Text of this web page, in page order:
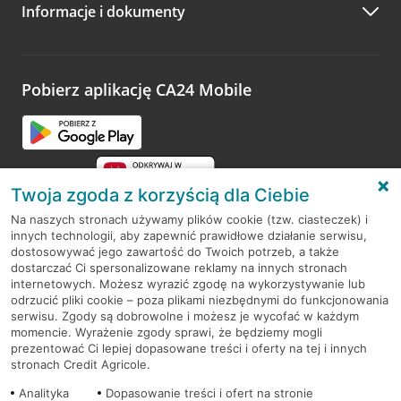
Zachęcamy do podzielenia się z nami opinią o wizycie.
opinie.
Informacje i dokumenty
Pobierz aplikację CA24 Mobile
RODO
Regulamin serwisu
Mapa serwisu
PolitykaCookies
Twoja zgoda z korzyścią dla Ciebie
Na naszych stronach używamy plików cookie (tzw. ciasteczek) i
innych technologii, aby zapewnić prawidłowe działanie serwisu,
dostosowywać jego zawartość do Twoich potrzeb, a także
dostarczać Ci spersonalizowane reklamy na innych stronach
internetowych. Możesz wyrazić zgodę na wykorzystywanie lub
odrzucić pliki cookie – poza plikami niezbędnymi do funkcjonowania
serwisu. Zgody są dobrowolne i możesz je wycofać w każdym
momencie. Wyrażenie zgody sprawi, że będziemy mogli
prezentować Ci lepiej dopasowane treści i oferty na tej i innych
stronach Credit Agricole.
Analityka
Dopasowanie treści i ofert na stronie